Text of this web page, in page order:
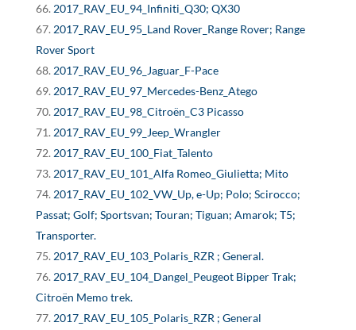
2017_RAV_EU_94_Infiniti_Q30; QX30
2017_RAV_EU_95_Land Rover_Range Rover; Range
Rover Sport
2017_RAV_EU_96_Jaguar_F-Pace
2017_RAV_EU_97_Mercedes-Benz_Atego
2017_RAV_EU_98_Citroën_C3 Picasso
2017_RAV_EU_99_Jeep_Wrangler
2017_RAV_EU_100_Fiat_Talento
2017_RAV_EU_101_Alfa Romeo_Giulietta; Mito
2017_RAV_EU_102_VW_Up, e-Up; Polo; Scirocco;
Passat; Golf; Sportsvan; Touran; Tiguan; Amarok; T5;
Transporter.
2017_RAV_EU_103_Polaris_RZR ; General.
2017_RAV_EU_104_Dangel_Peugeot Bipper Trak;
Citroën Memo trek.
2017_RAV_EU_105_Polaris_RZR ; General